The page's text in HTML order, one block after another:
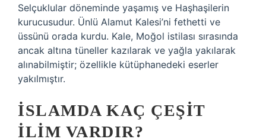
Selçuklular döneminde yaşamış ve Haşhaşilerin
kurucusudur. Ünlü Alamut Kalesi’ni fethetti ve
üssünü orada kurdu. Kale, Moğol istilası sırasında
ancak altına tüneller kazılarak ve yağla yakılarak
alınabilmiştir; özellikle kütüphanedeki eserler
yakılmıştır.
İSLAMDA KAÇ ÇEŞIT
ILIM VARDIR?